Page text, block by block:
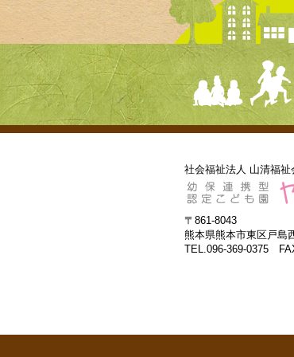
社会福祉法人 山清福祉
〒861-8043
熊本県熊本市東区戸島
TEL.096-369-0375